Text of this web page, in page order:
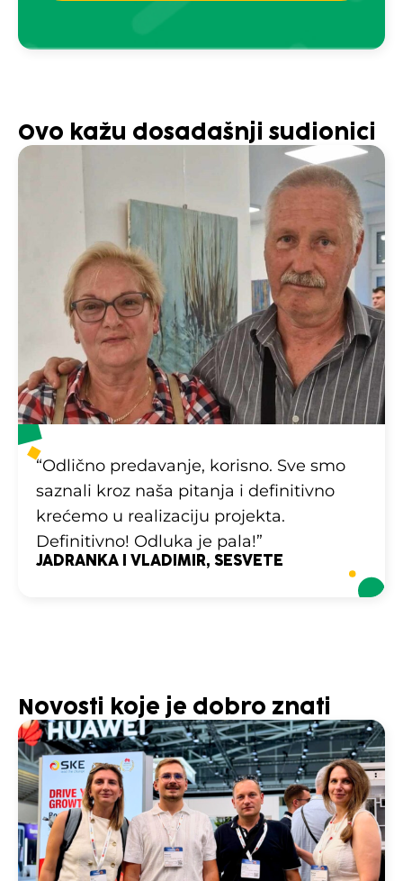
Ovo kažu dosadašnji sudionici
“Odlično predavanje, korisno. Sve smo
saznali kroz naša pitanja i definitivno
krećemo u realizaciju projekta.
Definitivno! Odluka je pala!”
JADRANKA I VLADIMIR, SESVETE
Novosti koje je dobro znati